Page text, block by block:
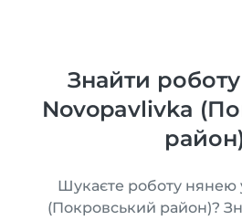
Знайти
Novopavlivka
Шукаєте роботу нянею
(Покровський район)?